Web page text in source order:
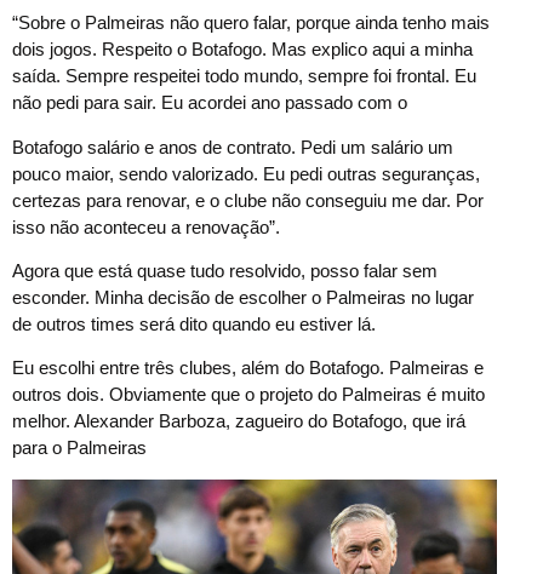
“Sobre o Palmeiras não quero falar, porque ainda tenho mais
dois jogos. Respeito o Botafogo. Mas explico aqui a minha
saída. Sempre respeitei todo mundo, sempre foi frontal. Eu
não pedi para sair. Eu acordei ano passado com o
Botafogo salário e anos de contrato. Pedi um salário um
pouco maior, sendo valorizado. Eu pedi outras seguranças,
certezas para renovar, e o clube não conseguiu me dar. Por
isso não aconteceu a renovação”.
Agora que está quase tudo resolvido, posso falar sem
esconder. Minha decisão de escolher o Palmeiras no lugar
de outros times será dito quando eu estiver lá.
Eu escolhi entre três clubes, além do Botafogo. Palmeiras e
outros dois. Obviamente que o projeto do Palmeiras é muito
melhor. Alexander Barboza, zagueiro do Botafogo, que irá
para o Palmeiras